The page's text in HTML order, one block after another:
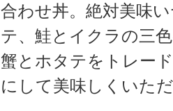
合わせ丼。絶対美味
テ、鮭とイクラの三
蟹とホタテをトレー
にして美味しくいた